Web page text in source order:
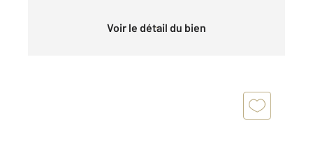
Voir le détail du bien